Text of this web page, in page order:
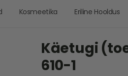
Kosmeetika Eriline Hooldus
Käetugi
610-1